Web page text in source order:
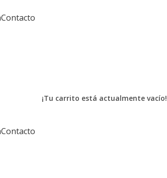
Contacto
¡Tu carrito está actualmente vacío!
Contacto